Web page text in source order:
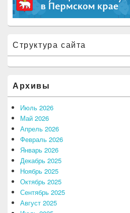
Структура сайта
Архивы
Июль 2026
Май 2026
Апрель 2026
Февраль 2026
Январь 2026
Декабрь 2025
Ноябрь 2025
Октябрь 2025
Сентябрь 2025
Август 2025